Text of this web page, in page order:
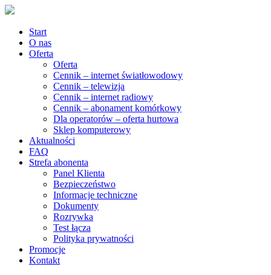
Start
O nas
Oferta
Oferta
Cennik – internet światłowodowy
Cennik – telewizja
Cennik – internet radiowy
Cennik – abonament komórkowy
Dla operatorów – oferta hurtowa
Sklep komputerowy
Aktualności
FAQ
Strefa abonenta
Panel Klienta
Bezpieczeństwo
Informacje techniczne
Dokumenty
Rozrywka
Test łącza
Polityka prywatności
Promocje
Kontakt